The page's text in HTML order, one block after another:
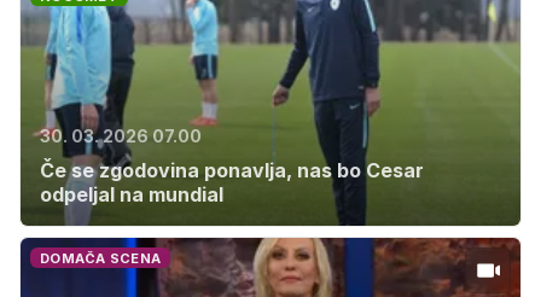
30. 03. 2026 07.00
Če se zgodovina ponavlja, nas bo Cesar
odpeljal na mundial
DOMAČA SCENA